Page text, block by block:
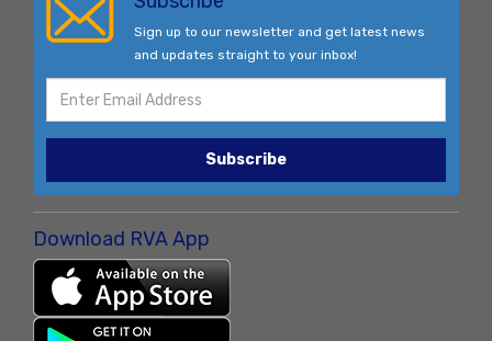
Sign up to our newsletter and get latest news
and updates straight to your inbox!
Subscribe
Download RVA App